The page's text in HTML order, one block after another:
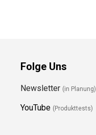
Folge Uns
Newsletter (in Planung)
YouTube (Produkttests)